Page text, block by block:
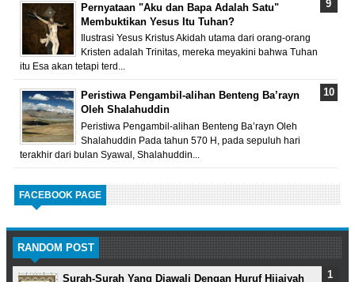
Pernyataan "Aku dan Bapa Adalah Satu"
Membuktikan Yesus Itu Tuhan?
Ilustrasi Yesus Kristus Akidah utama dari orang-orang
Kristen adalah Trinitas, mereka meyakini bahwa Tuhan
itu Esa akan tetapi terd...
Peristiwa Pengambil-alihan Benteng Ba’rayn
Oleh Shalahuddin
Peristiwa Pengambil-alihan Benteng Ba’rayn Oleh
Shalahuddin Pada tahun 570 H, pada sepuluh hari
terakhir dari bulan Syawal, Shalahuddin...
FACEBOOK PAGE
RANDOM POST
Surah-Surah Yang Diawali Dengan Huruf Hijaiyah